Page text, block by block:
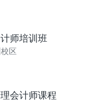
师培训班
区
会计师课程